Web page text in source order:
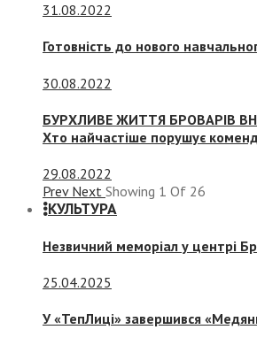
31.08.2022
Готовність до нового
30.08.2022
БУРХЛИВЕ ЖИТТЯ БРОВАРІВ
Хто найчастіше порушує
29.08.2022
Prev Next Showing 1 Of 26
КУЛЬТУРА
Незвичний меморіал у центрі
25.04.2025
У «ТепЛиці» завершився